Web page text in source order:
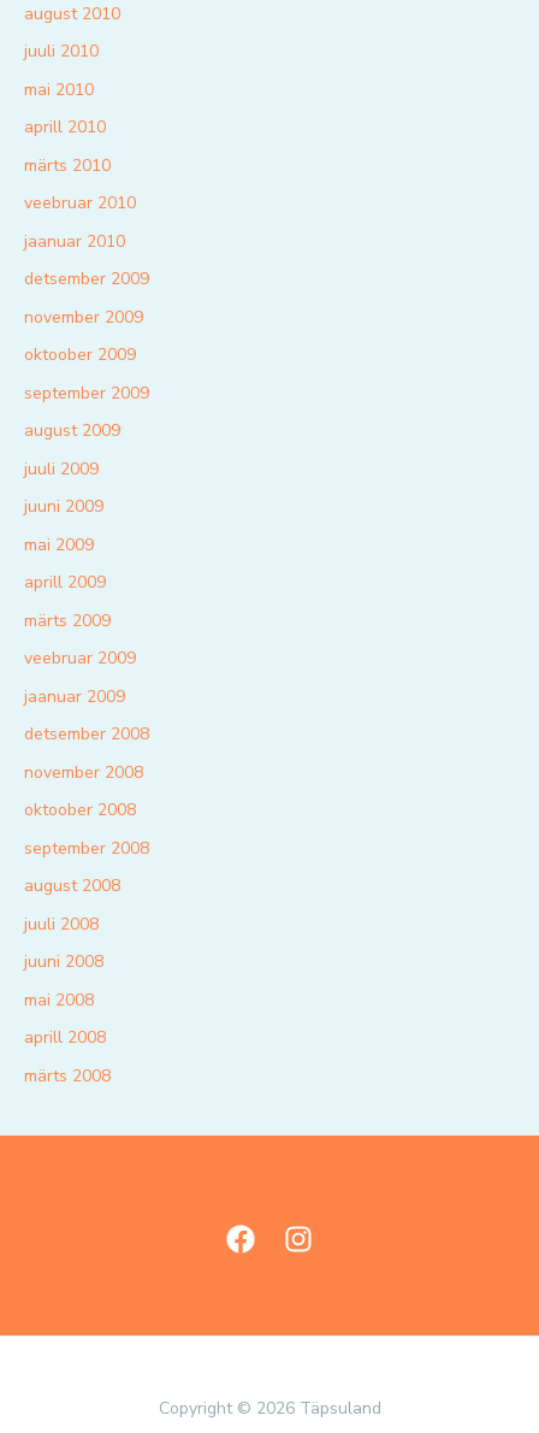
august 2010
juuli 2010
mai 2010
aprill 2010
märts 2010
veebruar 2010
jaanuar 2010
detsember 2009
november 2009
oktoober 2009
september 2009
august 2009
juuli 2009
juuni 2009
mai 2009
aprill 2009
märts 2009
veebruar 2009
jaanuar 2009
detsember 2008
november 2008
oktoober 2008
september 2008
august 2008
juuli 2008
juuni 2008
mai 2008
aprill 2008
märts 2008
Copyright © 2026 Täpsuland